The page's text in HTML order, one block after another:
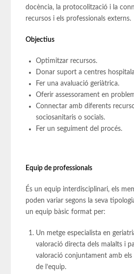
docència, la protocolització i la
recursos i els professionals externs.
Objectius
Optimitzar recursos.
Donar suport a centres
Fer una avaluació geriàtrica.
Oferir assessorament en
Connectar amb diferents
sociosanitaris o socials.
Fer un seguiment del procés.
Equip de professionals
És un equip interdisciplinari, els
poden variar segons la seva
un equip bàsic format per:
Un metge especialista en
valoració directa dels malalts i
valoració conjuntament amb els
de l’equip.